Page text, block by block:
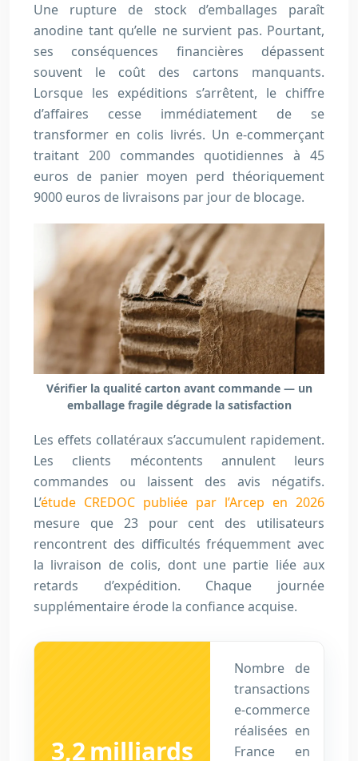
Une rupture de stock d’emballages paraît
anodine tant qu’elle ne survient pas. Pourtant,
ses conséquences financières dépassent
souvent le coût des cartons manquants.
Lorsque les expéditions s’arrêtent, le chiffre
d’affaires cesse immédiatement de se
transformer en colis livrés. Un e-commerçant
traitant 200 commandes quotidiennes à 45
euros de panier moyen perd théoriquement
9000 euros de livraisons par jour de blocage.
Vérifier la qualité carton avant commande — un
emballage fragile dégrade la satisfaction
Les effets collatéraux s’accumulent rapidement.
Les clients mécontents annulent leurs
commandes ou laissent des avis négatifs.
L’étude CREDOC publiée par l’Arcep en 2026
mesure que 23 pour cent des utilisateurs
rencontrent des difficultés fréquemment avec
la livraison de colis, dont une partie liée aux
retards d’expédition. Chaque journée
supplémentaire érode la confiance acquise.
3,2milliards
Nombre de
transactions
e-commerce
réalisées en
France en